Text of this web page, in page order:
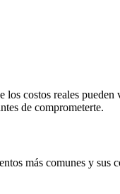
costos reales
de comprometerte.
más comunes y sus